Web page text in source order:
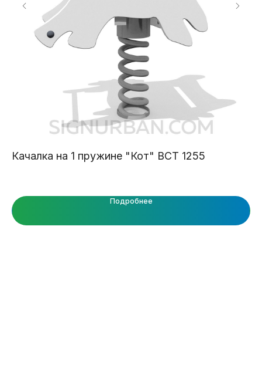
Качалка на 1 пружине "Кот" ВСТ 1255
Подробнее